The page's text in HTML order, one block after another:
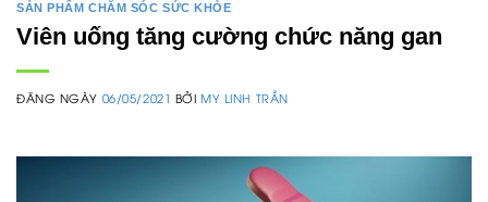
SẢN PHẨM CHĂM SÓC SỨC KHỎE
Viên uống tăng cường chức năng gan
ĐĂNG NGÀY 06/05/2021 BỞIMY LINH TRẦN